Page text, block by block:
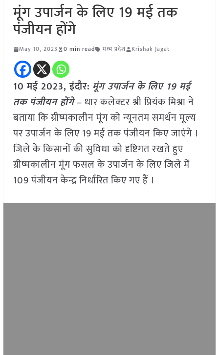
मूंग उपार्जन के लिए 19 मई तक
पंजीयन होंगे
May 10, 2023 0 min read मध्य प्रदेश Krishak Jagat
10 मई 2023, इंदौर: मूंग उपार्जन के लिए 19 मई
तक पंजीयन होंगे– धार कलेक्टर श्री प्रियंक मिश्रा ने
बताया कि ग्रीष्मकालीन मूंग को न्यूनतम समर्थन मूल्य
पर उपार्जन के लिए 19 मई तक पंजीयन किए जाएंगे ।
जिले के किसानों की सुविधा को दृष्टिगत रखते हुए
ग्रीष्मकालीन मूंग फसल के उपार्जन के लिए जिले में
109 पंजीयन केन्द्र निर्धारित किए गए हैं ।